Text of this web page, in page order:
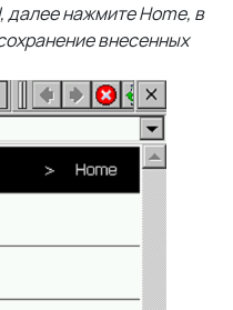
далее нажмите Home, в
внесенных